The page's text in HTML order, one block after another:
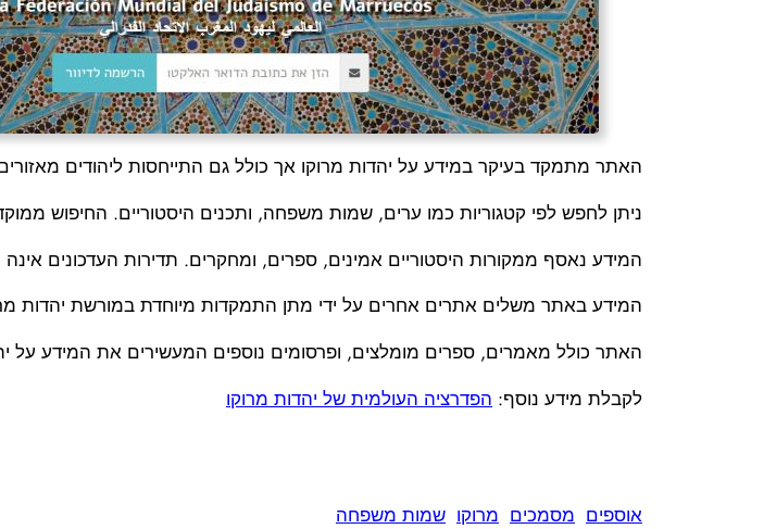
האתר מתמקד בעיקר במידע על יהדות מרוקו אך כולל גם התייחסות ליהודים
ניתן לחפש לפי קטגוריות כמו ערים, שמות משפחה, ותכנים היסטוריים. החיפוש
המידע נאסף ממקורות היסטוריים אמינים, ספרים, ומחקרים. תדירות העדכונים
המידע באתר משלים אתרים אחרים על ידי מתן התמקדות מיוחדת במורשת יהדות
האתר כולל מאמרים, ספרים מומלצים, ופרסומים נוספים המעשירים את המידע על
לקבלת מידע נוסף: הפדרציה העולמית של יהדות מרוקו
אוספים מסמכים מרוקו שמות משפחה